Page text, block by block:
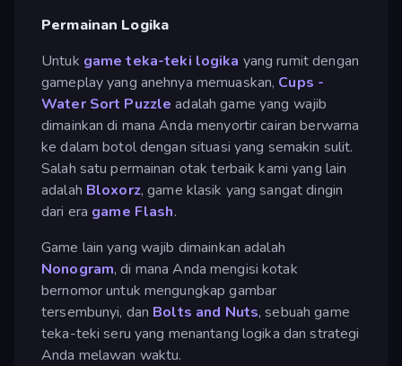
Permainan Logika
Untuk game teka-teki logika yang rumit dengan
gameplay yang anehnya memuaskan, Cups -
Water Sort Puzzle adalah game yang wajib
dimainkan di mana Anda menyortir cairan berwarna
ke dalam botol dengan situasi yang semakin sulit.
Salah satu permainan otak terbaik kami yang lain
adalah Bloxorz, game klasik yang sangat dingin
dari era game Flash.
Game lain yang wajib dimainkan adalah
Nonogram, di mana Anda mengisi kotak
bernomor untuk mengungkap gambar
tersembunyi, dan Bolts and Nuts, sebuah game
teka-teki seru yang menantang logika dan strategi
Anda melawan waktu.